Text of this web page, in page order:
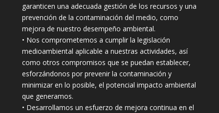
garanticen una adecuada gestión de los recursos y una
prevención de la contaminación del medio, como
mejora de nuestro desempeño ambiental.
• Nos comprometemos a cumplir la legislación
medioambiental aplicable a nuestras actividades, así
como otros compromisos que se puedan establecer,
esforzándonos por prevenir la contaminación y
minimizar en lo posible, el potencial impacto ambiental
que generamos.
• Desarrollamos un esfuerzo de mejora continua en el